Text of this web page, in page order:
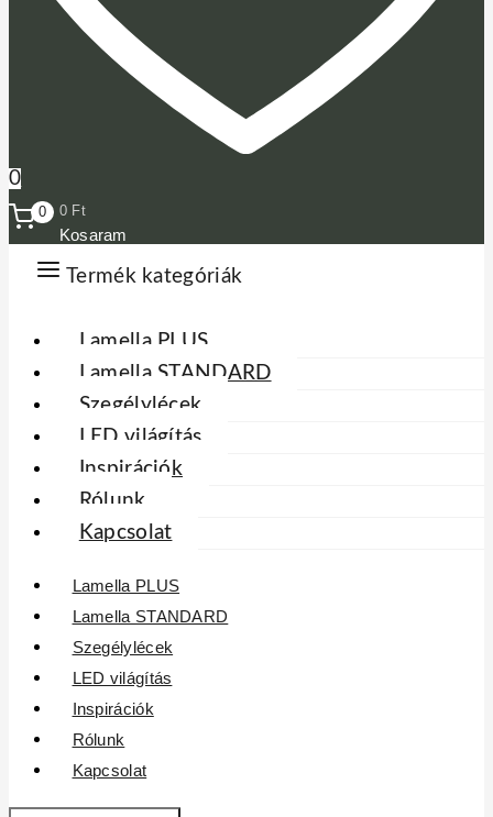
0
0 0 Ft
Kosaram
Termék kategóriák
Lamella PLUS
Lamella STANDARD
Szegélylécek
LED világítás
Inspirációk
Rólunk
Kapcsolat
Lamella PLUS
Lamella STANDARD
Szegélylécek
LED világítás
Inspirációk
Rólunk
Kapcsolat